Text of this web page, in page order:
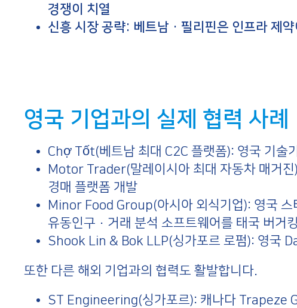
경쟁이 치열
신흥 시장 공략: 베트남·필리핀은 인프라 제
영국 기업과의 실제 협력 사례
Chợ Tốt(베트남 최대 C2C 플랫폼): 영국 기술
Motor Trader(말레이시아 최대 자동차 매거
경매 플랫폼 개발
Minor Food Group(아시아 외식기업): 영국
유동인구·거래 분석 소프트웨어를 태국 버거
Shook Lin & Bok LLP(싱가포르 로펌): 영국
또한 다른 해외 기업과의 협력도 활발합니다.
ST Engineering(싱가포르): 캐나다 Trapeze